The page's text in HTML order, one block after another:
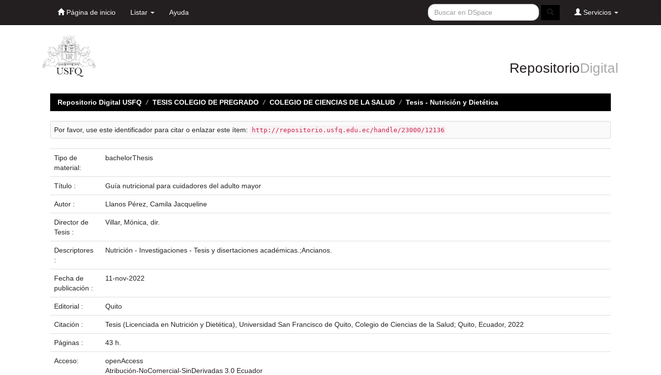
Página de inicio Listar Ayuda Servicios
RepositorioDigital
Repositorio Digital USFQ TESIS COLEGIO DE PREGRADO COLEGIO DE CIENCIAS DE LA SALUD Tesis - Nutrición y Dietética
Por favor, use este identificador para citar o enlazar este ítem: http://repositorio.usfq.edu.ec/handle/23000/12136
Tipo de
material:
bachelorThesis
Título : Guía nutricional para cuidadores del adulto mayor
Autor : Llanos Pérez, Camila Jacqueline
Director de
Tesis :
Villar, Mónica, dir.
Descriptores
:
Nutrición - Investigaciones - Tesis y disertaciones académicas.;Ancianos.
Fecha de
publicación :
11-nov-2022
Editorial : Quito
Citación : Tesis (Licenciada en Nutrición y Dietética), Universidad San Francisco de Quito, Colegio de Ciencias de la Salud; Quito, Ecuador, 2022
Páginas : 43 h.
Acceso:
openAccess
Atribución-NoComercial-SinDerivadas 3.0 Ecuador